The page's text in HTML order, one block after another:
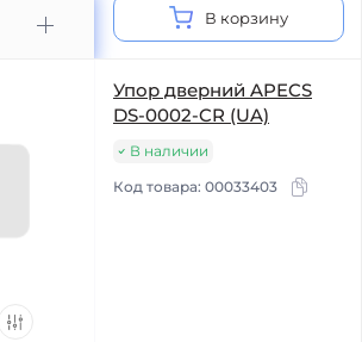
В корзину
Упор дверний APECS
DS-0002-CR (UA)
В наличии
Код товара: 00033403